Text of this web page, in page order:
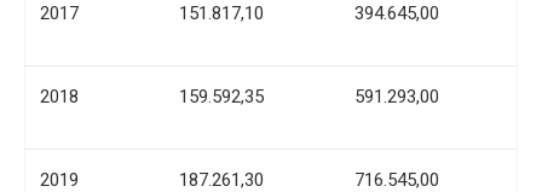
2017 151.817,10 394.645,00
2018 159.592,35 591.293,00
2019 187.261,30 716.545,00